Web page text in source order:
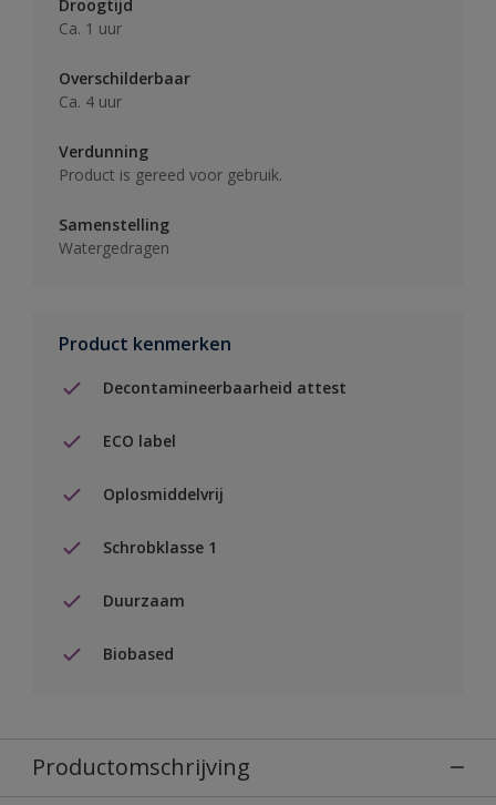
Droogtijd
Ca. 1 uur
Overschilderbaar
Ca. 4 uur
Verdunning
Product is gereed voor gebruik.
Samenstelling
Watergedragen
Product kenmerken
Decontamineerbaarheid attest
ECO label
Oplosmiddelvrij
Schrobklasse 1
Duurzaam
Biobased
Productomschrijving